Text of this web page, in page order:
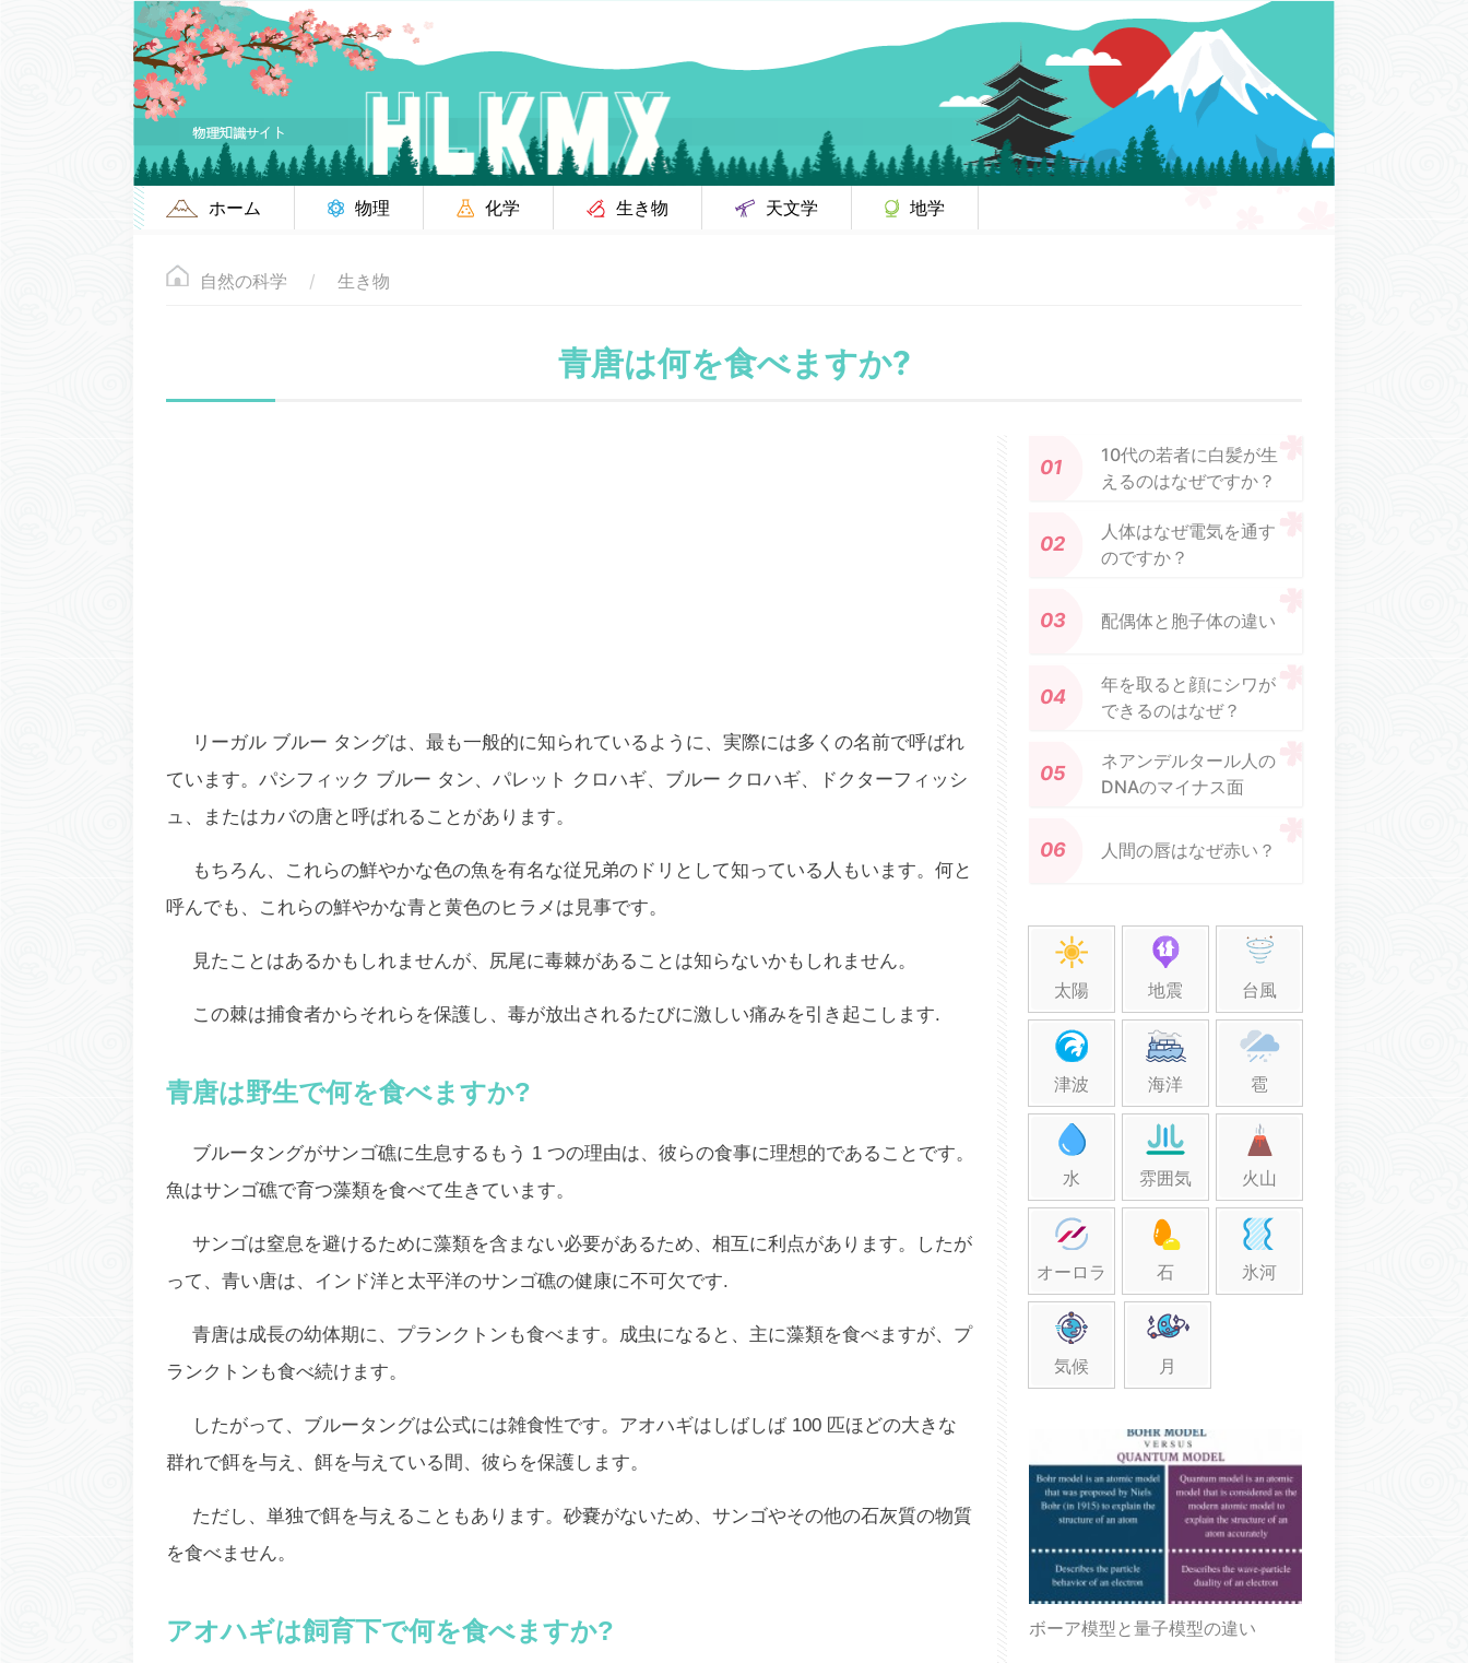
ホーム 物理 化学 生き物 天文学 地学
自然の科学 生き物
青唐は何を食べますか?
リーガル ブルー タングは、最も一般的に知られているように、実際には多くの名前で呼ばれ
ています。パシフィック ブルー タン、パレット クロハギ、ブルー クロハギ、ドクターフィッシ
ュ、またはカバの唐と呼ばれることがあります。
もちろん、これらの鮮やかな色の魚を有名な従兄弟のドリとして知っている人もいます。何と
呼んでも、これらの鮮やかな青と黄色のヒラメは見事です。
見たことはあるかもしれませんが、尻尾に毒棘があることは知らないかもしれません。
この棘は捕食者からそれらを保護し、毒が放出されるたびに激しい痛みを引き起こします.
青唐は野生で何を食べますか?
ブルータングがサンゴ礁に生息するもう 1 つの理由は、彼らの食事に理想的であることです。
魚はサンゴ礁で育つ藻類を食べて生きています。
サンゴは窒息を避けるために藻類を含まない必要があるため、相互に利点があります。したが
って、青い唐は、インド洋と太平洋のサンゴ礁の健康に不可欠です.
青唐は成長の幼体期に、プランクトンも食べます。成虫になると、主に藻類を食べますが、プ
ランクトンも食べ続けます。
したがって、ブルータングは公式には雑食性です。アオハギはしばしば 100 匹ほどの大きな
群れで餌を与え、餌を与えている間、彼らを保護します。
ただし、単独で餌を与えることもあります。砂嚢がないため、サンゴやその他の石灰質の物質
を食べません。
アオハギは飼育下で何を食べますか?
10代の若者に白髪が生
えるのはなぜですか？
人体はなぜ電気を通す
のですか？
配偶体と胞子体の違い
年を取ると顔にシワが
できるのはなぜ？
ネアンデルタール人の
DNAのマイナス面
人間の唇はなぜ赤い？
太陽 地震 台風
津波 海洋 雹
水 雰囲気 火山
オーロラ 石 氷河
気候 月
ボーア模型と量子模型の違い